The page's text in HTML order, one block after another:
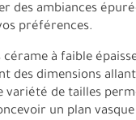
des ambiances
préférences.
cérame à faible
des dimensions
variété de tailles
un plan